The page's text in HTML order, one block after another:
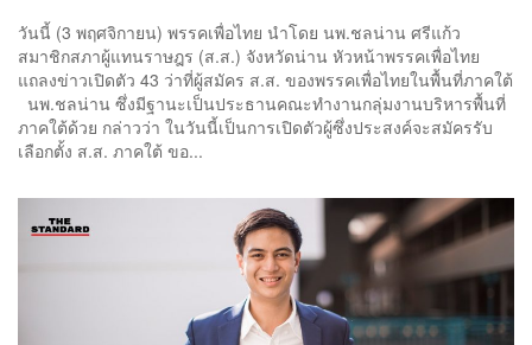
วันนี้ (3 พฤศจิกายน) พรรคเพื่อไทย นำโดย นพ.ชลน่าน ศรีแก้ว
สมาชิกสภาผู้แทนราษฎร (ส.ส.) จังหวัดน่าน หัวหน้าพรรคเพื่อไทย
แถลงข่าวเปิดตัว 43 ว่าที่ผู้สมัคร ส.ส. ของพรรคเพื่อไทยในพื้นที่ภาคใต้
นพ.ชลน่าน ซึ่งมีฐานะเป็นประธานคณะทำงานกลุ่มงานบริหารพื้นที่
ภาคใต้ด้วย กล่าวว่า ในวันนี้เป็นการเปิดตัวผู้ซึ่งประสงค์จะสมัครรับ
เลือกตั้ง ส.ส. ภาคใต้ ขอ...